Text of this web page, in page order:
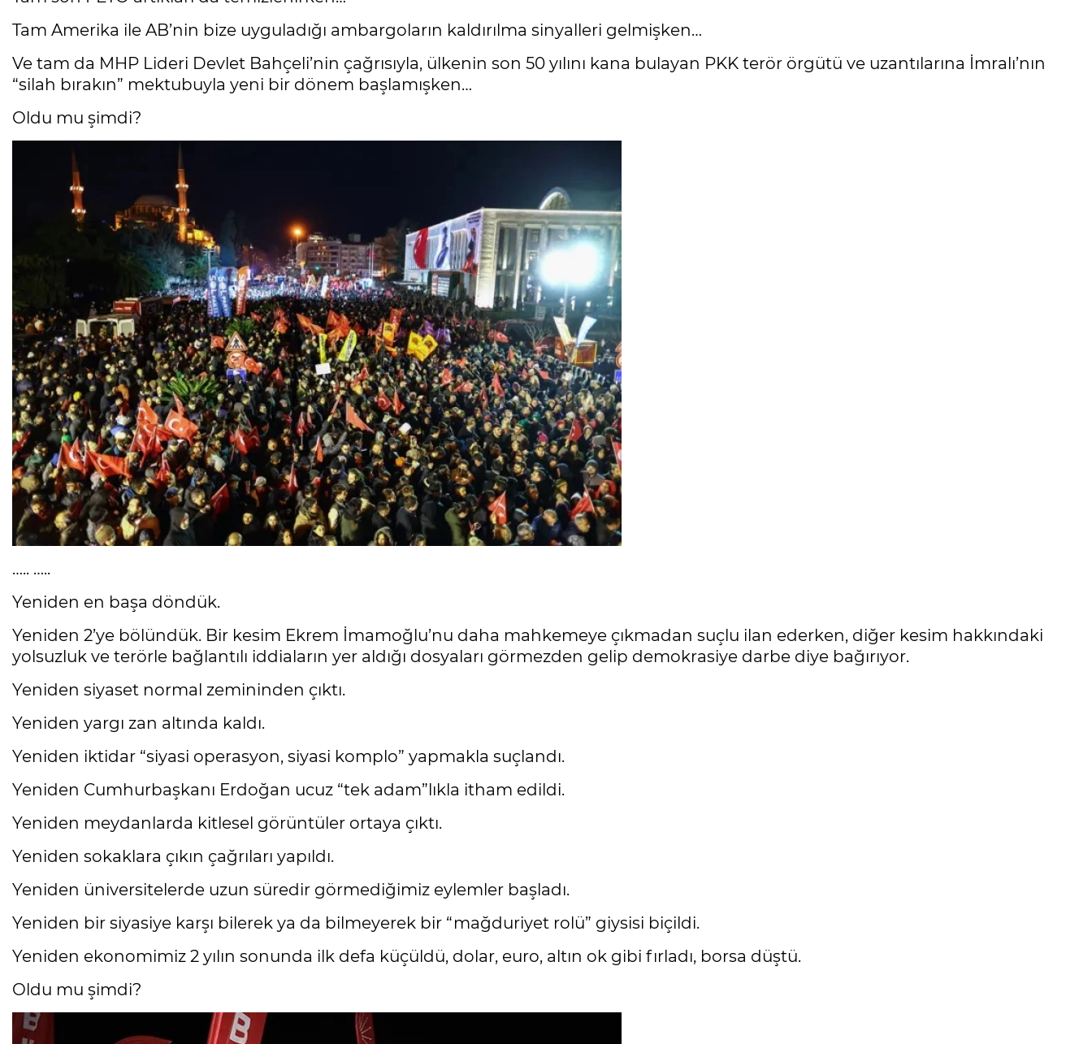
Tam Amerika ile AB’nin bize uyguladığı ambargoların kaldırılma sinyalleri gelmişken…
Ve tam da MHP Lideri Devlet Bahçeli’nin çağrısıyla, ülkenin son 50 yılını kana bulayan PKK terör örgütü ve uzantılarına İmralı’nın
“silah bırakın” mektubuyla yeni bir dönem başlamışken…
Oldu mu şimdi?
….. …..
Yeniden en başa döndük.
Yeniden 2’ye bölündük. Bir kesim Ekrem İmamoğlu’nu daha mahkemeye çıkmadan suçlu ilan ederken, diğer kesim hakkındaki
yolsuzluk ve terörle bağlantılı iddiaların yer aldığı dosyaları görmezden gelip demokrasiye darbe diye bağırıyor.
Yeniden siyaset normal zemininden çıktı.
Yeniden yargı zan altında kaldı.
Yeniden iktidar “siyasi operasyon, siyasi komplo” yapmakla suçlandı.
Yeniden Cumhurbaşkanı Erdoğan ucuz “tek adam”lıkla itham edildi.
Yeniden meydanlarda kitlesel görüntüler ortaya çıktı.
Yeniden sokaklara çıkın çağrıları yapıldı.
Yeniden üniversitelerde uzun süredir görmediğimiz eylemler başladı.
Yeniden bir siyasiye karşı bilerek ya da bilmeyerek bir “mağduriyet rolü” giysisi biçildi.
Yeniden ekonomimiz 2 yılın sonunda ilk defa küçüldü, dolar, euro, altın ok gibi fırladı, borsa düştü.
Oldu mu şimdi?